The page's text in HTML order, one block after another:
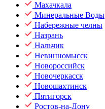
Махачкала
Минеральные Воды
Набережные челны
Назрань
Нальчик
Невинномысск
Новороссийск
Новочеркасск
Новошахтинск
Пятигорск
Ростов-на-Дону